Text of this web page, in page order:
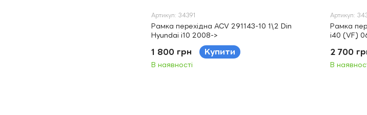
Артикул: 34391
Рамка перехідна ACV 291143-10 1\2 Din
Hyundai i10 2008->
1 800 грн Купити
В наявності
Артикул:
Рамка
i40 (VF)
2 700
В